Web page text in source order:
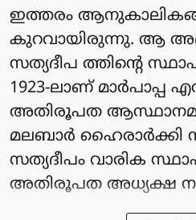
ഇത്തരം
കുറവായിരുന്നു. ആ
സത്യദീപ ത്തിന്റെ
1923-ലാണ് മാർപാപ്പ
അതിരൂപത
മലബാർ ഹൈരാർക്കി
സത്യദീപം വാരിക
അതിരൂപത അധ്യക്ഷ